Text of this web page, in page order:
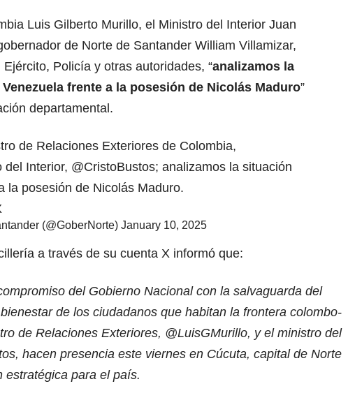
Luis Gilberto Murillo, el Ministro del Interior Juan
de Norte de Santander William Villamizar,
Policía y otras autoridades, “analizamos la
frente a la posesión de Nicolás Maduro”
departamental.
de Relaciones Exteriores de Colombia,
del Interior, @CristoBustos; analizamos la situación
la posesión de Nicolás Maduro.
(@GoberNorte) January 10, 2025
a través de su cuenta X informó que:
del Gobierno Nacional con la salvaguarda del
de los ciudadanos que habitan la frontera colombo-
de Relaciones Exteriores, @LuisGMurillo, y el ministro del
, hacen presencia este viernes en Cúcuta, capital de Norte
estratégica para el país.